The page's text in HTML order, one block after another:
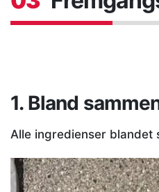
1. Bland
Alle ingredienser blandet